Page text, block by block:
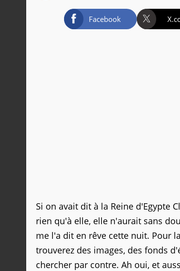
Facebook
Si on avait dit à la Reine d'Egypte
rien qu'à elle, elle n'aurait sans
me l'a dit en rêve cette nuit. Pour
trouverez des images, des fonds
chercher par contre. Ah oui, et